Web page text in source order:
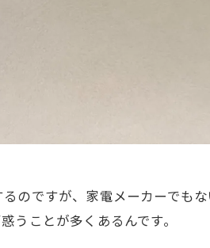
のですが、家電メーカーでも
うことが多くあるんです。